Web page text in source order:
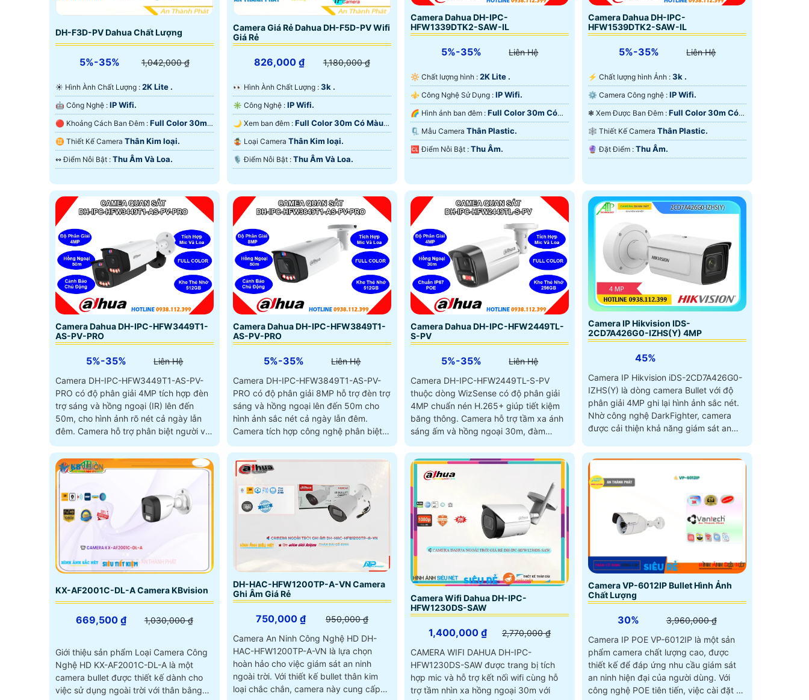
DH-F3D-PV Dahua Chất Lượng
5%-35% 1,042,000 ₫
☀️ Hình Ành Chất Lượng : 2K Lite .
🤖️ Công Nghệ : IP Wifi.
🔴 Khoảng Cách Ban Đêm : Full Color 30m
Có Màu Ban Ðêm.
♊ Thiết Kế Camera Thân Kim loại.
️↭ Điểm Nỗi Bật : Thu Âm Và Loa.
Camera Giá Rẻ Dahua DH-F5D-PV Wifi
Giá Rẻ
826,000 ₫ 1,180,000 ₫
️👀 Hình Ành Chất Lượng : 3k .
✳️ Công Nghệ : IP Wifi.
🌙 Xem ban đêm : Full Color 30m Có Màu
Ban Ðêm.
🤹 Loại Camera Thân Kim loại.
️🎙 Điểm Nỗi Bật : Thu Âm Và Loa.
Camera Dahua DH-IPC-
HFW1339DTK2-SAW-IL
5%-35% Liên Hệ
🔆 Chất lượng hình : 2K Lite .
⚜️ Công Nghệ Sử Dụng : IP Wifi.
🌈 Hình ảnh ban đêm : Full Color 30m Có
Màu Ban Ðêm.
🗜️ Mẫu Camera Thân Plastic.
️🆑 Điểm Nỗi Bật : Thu Âm.
Camera Dahua DH-IPC-
HFW1539DTK2-SAW-IL
5%-35% Liên Hệ
️⚡ Chất lượng hình Ảnh : 3k .
⚙ Camera Công nghệ : IP Wifi.
❃ Xem Được Ban Đêm : Full Color 30m Có
Màu Ban Ðêm.
🕸️ Thiết Kế Camera Thân Plastic.
️🔮 Đặt Điểm : Thu Âm.
Camera Dahua DH-IPC-HFW3449T1-
AS-PV-PRO
5%-35%
Liên Hệ
Camera DH-IPC-HFW3449T1-AS-PV-
PRO có độ phân giải 4MP tích hợp đèn
trợ sáng và hồng ngoại (IR) lên đến
50m, cho hình ảnh rõ nét cả ngày lẫn
đêm. Camera hỗ trợ phân biệt người và
xanh đỏ, cùng tính năng đàm thoại 2
chiều
Camera Dahua DH-IPC-HFW3849T1-
AS-PV-PRO
5%-35%
Liên Hệ
Camera DH-IPC-HFW3849T1-AS-PV-
PRO có độ phân giải 8MP hỗ trợ đèn trợ
sáng và hồng ngoại lên đến 50m cho
hình ảnh sắc nét cả ngày lẫn đêm.
Camera tích hợp công nghệ phân biệt
và đèn xanh đỏ, cùng tính năng đàm
thoại 2 chiều
Camera Dahua DH-IPC-HFW2449TL-
S-PV
5%-35%
Liên Hệ
Camera DH-IPC-HFW2449TL-S-PV
thuộc dòng WizSense có độ phân giải
4MP chuẩn nén H.265+ giúp tiết kiệm
băng thông. Camera hỗ trợ tầm xa ánh
sáng ấm và hồng ngoại 30m, đàm
Camera IP Hikvision IDS-
2CD7A426G0-IZHS(Y) 4MP
45%
Camera IP Hikvision iDS-2CD7A426G0-
IZHS(Y) là dòng camera Bullet với độ
phân giải 4MP ghi lại hình ảnh sắc nét.
Nhờ công nghệ DarkFighter, camera
được cải thiện khả năng giám sát an
trang bị thêm công nghệ WDR 140dB
giúp cải thiện hình ảnh ngược sáng,
đảm bảo hình ảnh luôn được rõ ràng
KX-AF2001C-DL-A Camera KBvision
669,500 ₫ 1,030,000 ₫
Giới thiệu sản phẩm Loại Camera Công
Nghệ HD KX-AF2001C-DL-A là một
camera bullet được thiết kế dành cho
việc sử dụng ngoài trời với thân bằng
DH-HAC-HFW1200TP-A-VN Camera
Ghi Âm Giá Rẻ
750,000 ₫
950,000 ₫
Camera An Ninh Công Nghệ HD DH-
HAC-HFW1200TP-A-VN là lựa chọn
hoàn hảo cho việc giám sát an ninh
ngoài trời. Với thiết kế bullet thân kim
loại chắc chắn, camera này cung cấp
Camera Wifi Dahua DH-IPC-
HFW1230DS-SAW
1,400,000 ₫
2,770,000 ₫
CAMERA WIFI DAHUA DH-IPC-
HFW1230DS-SAW được trang bị tích
hợp mic và hỗ trợ kết nối wifi cùng hỗ
trợ tầm nhìn xa hồng ngoại 30m với
Camera VP-6012IP Bullet Hình Ảnh
Chất Lượng
30%
3,960,000 ₫
Camera IP POE VP-6012IP là một sản
phẩm camera chất lượng cao, được
thiết kế để đáp ứng nhu cầu giám sát
an ninh hiện đại của người dùng. Với
công nghệ POE tiên tiến, việc cài đặt và